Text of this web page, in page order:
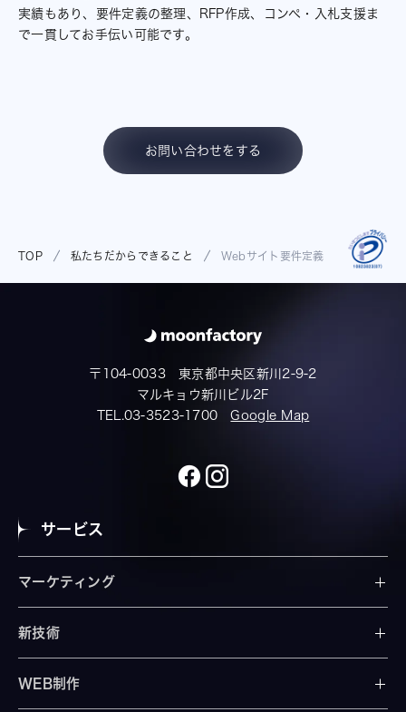
実績もあり、要件定義の整理、RFP作成、コンペ・入札支援ま
で一貫してお手伝い可能です。
お問い合わせをする
TOP 私たちだからできること Webサイト要件定義
〒104-0033 東京都中央区新川2-9-2
マルキョウ新川ビル2F
TEL.03-3523-1700Google Map
サービス
マーケティング
新技術
WEB制作